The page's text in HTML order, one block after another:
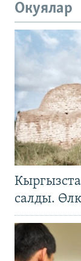
Окуялар
салды.